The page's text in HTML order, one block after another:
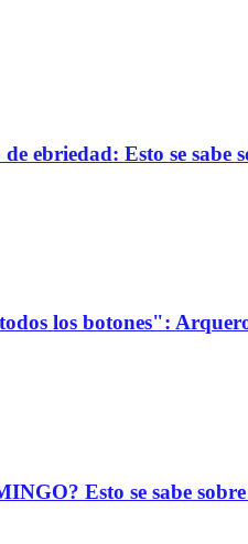
ebriedad: Esto se
los botones":
Esto se sabe